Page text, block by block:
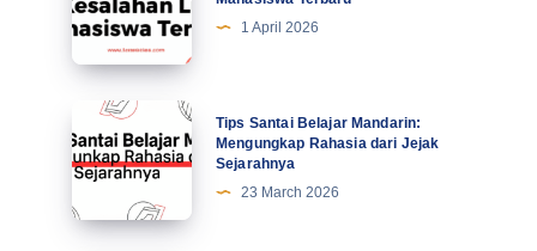
di
Abad
Ke-
5
Kesalahan
Lucu
Mahasiswa
Terbaru
1 April 2026
Tips
Santai
Belajar
Mandarin:
Mengungkap
Tips Santai Belajar Mandarin:
Mengungkap Rahasia dari Jejak
Sejarahnya
23 March 2026